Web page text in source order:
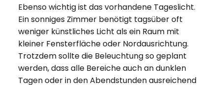
Ebenso wichtig ist das vorhandene Tageslicht.
Ein sonniges Zimmer benötigt tagsüber oft
weniger künstliches Licht als ein Raum mit
kleiner Fensterfläche oder Nordausrichtung.
Trotzdem sollte die Beleuchtung so geplant
werden, dass alle Bereiche auch an dunklen
Tagen oder in den Abendstunden ausreichend